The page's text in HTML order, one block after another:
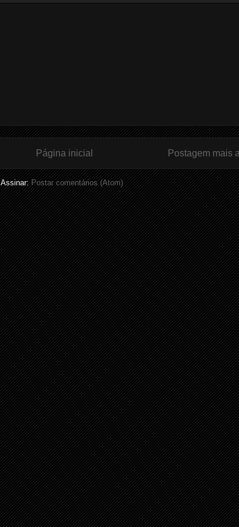
Postagem mais
Página inicial
Assinar:Postar comentários (Atom)